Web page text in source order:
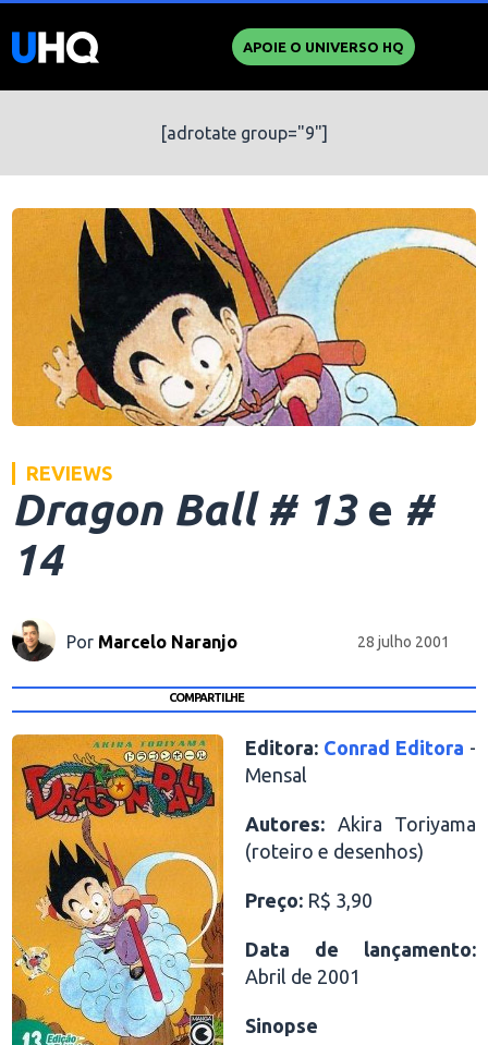
APOIE O UNIVERSO HQ
[adrotate group="9"]
REVIEWS
Dragon Ball # 13e #
14
Por Marcelo Naranjo 28 julho 2001
COMPARTILHE
Editora: Conrad Editora -
Mensal
Autores: Akira Toriyama
(roteiro e desenhos)
Preço: R$ 3,90
Data de lançamento:
Abril de 2001
Sinopse